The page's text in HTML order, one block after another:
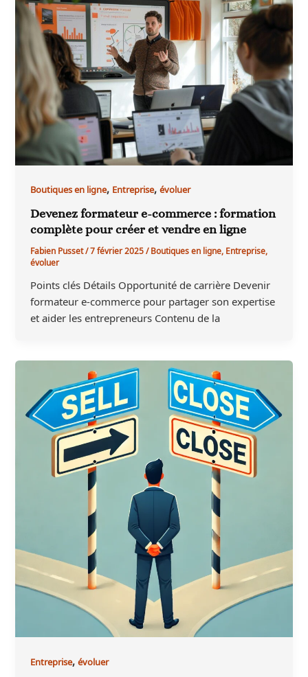
Boutiques en ligne, Entreprise,évoluer
Devenez formateur e-commerce : formation
complète pour créer et vendre en ligne
Fabien Pusset/7 février 2025/Boutiques en ligne,Entreprise,
évoluer
Points clés Détails Opportunité de carrière Devenir
formateur e-commerce pour partager son expertise
et aider les entrepreneurs Contenu de la
Entreprise,évoluer